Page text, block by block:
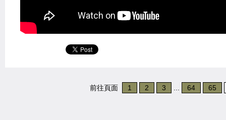
前往頁面 1 2 3 64 65